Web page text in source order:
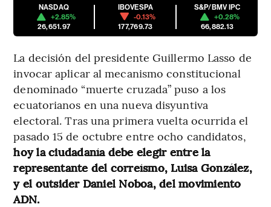
NASDAQ
+2.85%
26,651.97
IBOVESPA
-0.13%
177,769.73
S&P/BMV IPC
+0.28%
66,882.13
La decisión del presidente Guillermo Lasso de
invocar aplicar al mecanismo constitucional
denominado “muerte cruzada” puso a los
ecuatorianos en una nueva disyuntiva
electoral. Tras una primera vuelta ocurrida el
pasado 15 de octubre entre ocho candidatos,
hoy la ciudadanía debe elegir entre la
representante del correísmo, Luisa González,
y el outsider Daniel Noboa, del movimiento
ADN.